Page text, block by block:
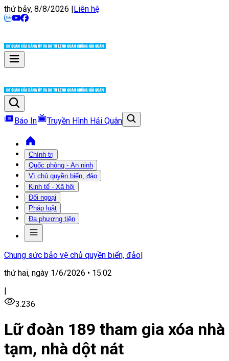
thứ bảy, 8/8/2026 |Liên hệ
Báo In Truyền Hình Hải Quân
Chính trị
Quốc phòng - An ninh
Vì chủ quyền biển, đảo
Kinh tế - Xã hội
Đối ngoại
Pháp luật
Đa phương tiện
Chung sức bảo vệ chủ quyền biển, đảo|
thứ hai, ngày 1/6/2026 • 15:02
|
3.236
Lữ đoàn 189 tham gia xóa nhà
tạm, nhà dột nát